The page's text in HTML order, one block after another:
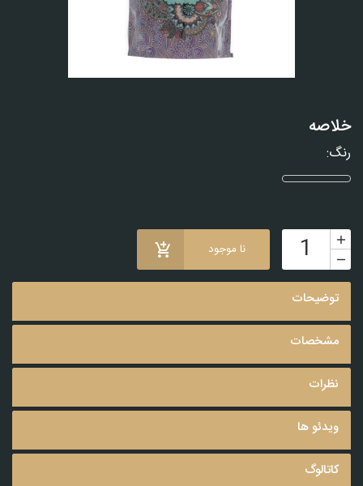
خلاصه
رنگ:
+
-
نا موجود
توضیحات
مشخصات
نظرات
ویدئو ها
کاتالوگ